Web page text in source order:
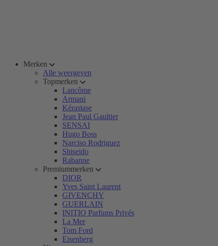
Merken
Alle weergeven
Topmerken
Lancôme
Armani
Kérastase
Jean Paul Gaultier
SENSAI
Hugo Boss
Narciso Rodriguez
Shiseido
Rabanne
Premiummerken
DIOR
Yves Saint Laurent
GIVENCHY
GUERLAIN
INITIO Parfums Privés
La Mer
Tom Ford
Eisenberg